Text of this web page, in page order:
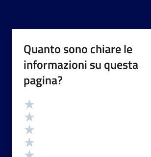
Quanto sono chiare le
informazioni su questa
pagina?
Valutazione